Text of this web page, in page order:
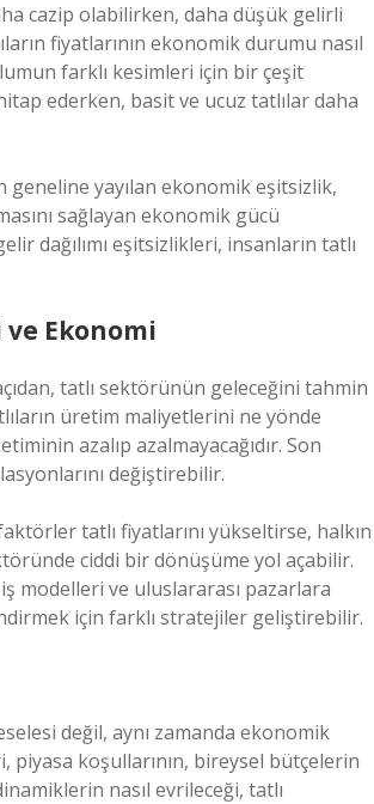
cazip olabilirken, daha düşük gelirli
fiyatlarının ekonomik durumu nasıl
farklı kesimleri için bir çeşit
ederken, basit ve ucuz tatlılar daha
yayılan ekonomik eşitsizlik,
sağlayan ekonomik gücü
dağılımı eşitsizlikleri, insanların tatlı
Ekonomi
tatlı sektörünün geleceğini tahmin
üretim maliyetlerini ne yönde
azalıp azalmayacağıdır. Son
değiştirebilir.
tatlı fiyatlarını yükseltirse, halkın
ciddi bir dönüşüme yol açabilir.
modelleri ve uluslararası pazarlara
için farklı stratejiler geliştirebilir.
değil, aynı zamanda ekonomik
piyasa koşullarının, bireysel bütçelerin
nasıl evrileceği, tatlı